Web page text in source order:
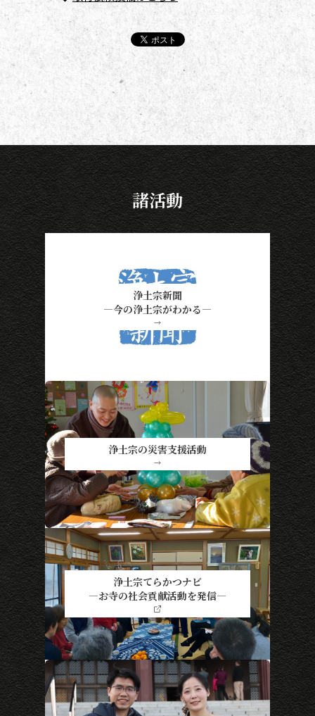
諸活動
浄土宗新聞
―今の浄土宗がわかる―
→
浄土宗の災害支援活動
→
浄土宗てらかつナビ
―お寺の社会貢献活動を発信―